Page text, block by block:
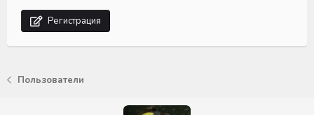
Регистрация
Пользователи